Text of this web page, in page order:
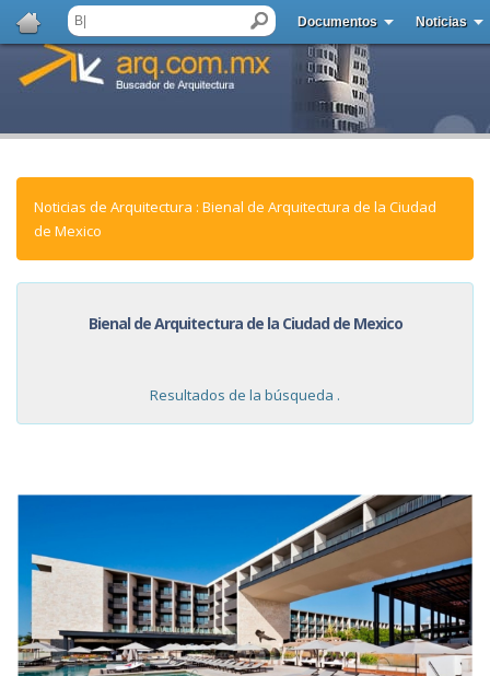
Documentos Noticias
Noticias de Arquitectura : Bienal de Arquitectura de la Ciudad
de Mexico
Bienal de Arquitectura de la Ciudad de Mexico
Resultados de la búsqueda .